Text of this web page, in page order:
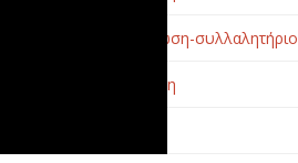
Συγκέντρωση-συλλαλητήριο
Συνέντευξη